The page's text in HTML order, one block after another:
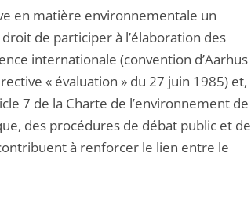
en matière environnementale un
de participer à l’élaboration des
internationale (convention d’Aarhus
« évaluation » du 27 juin 1985) et,
7 de la Charte de l’environnement de
des procédures de débat public et de
à renforcer le lien entre le